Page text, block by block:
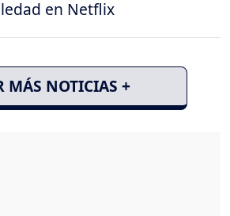
en Netflix
MÁS NOTICIAS +